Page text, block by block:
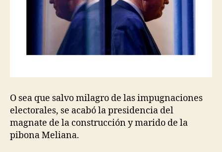
O sea que salvo milagro de las impugnaciones
electorales, se acabó la presidencia del
magnate de la construcción y marido de la
pibona Meliana.